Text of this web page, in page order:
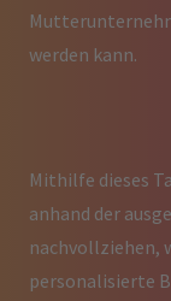
werden kann.
Mithilfe dieses
anhand der
nachvollziehen,
personalisierte